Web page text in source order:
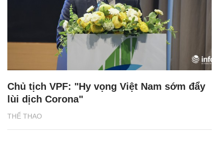
THỂ THAO
Chủ tịch VPF: "Hy vọng Việt Nam sớm đẩy
lùi dịch Corona"